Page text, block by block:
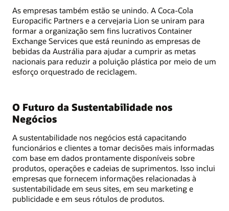
As empresas também estão se unindo. A Coca-Cola
Europacific Partners e a cervejaria Lion se uniram para
formar a organização sem fins lucrativos Container
Exchange Services que está reunindo as empresas de
bebidas da Austrália para ajudar a cumprir as metas
nacionais para reduzir a poluição plástica por meio de um
esforço orquestrado de reciclagem.
O Futuro da Sustentabilidade nos
Negócios
A sustentabilidade nos negócios está capacitando
funcionários e clientes a tomar decisões mais informadas
com base em dados prontamente disponíveis sobre
produtos, operações e cadeias de suprimentos. Isso inclui
empresas que fornecem informações relacionadas à
sustentabilidade em seus sites, em seu marketing e
publicidade e em seus rótulos de produtos.